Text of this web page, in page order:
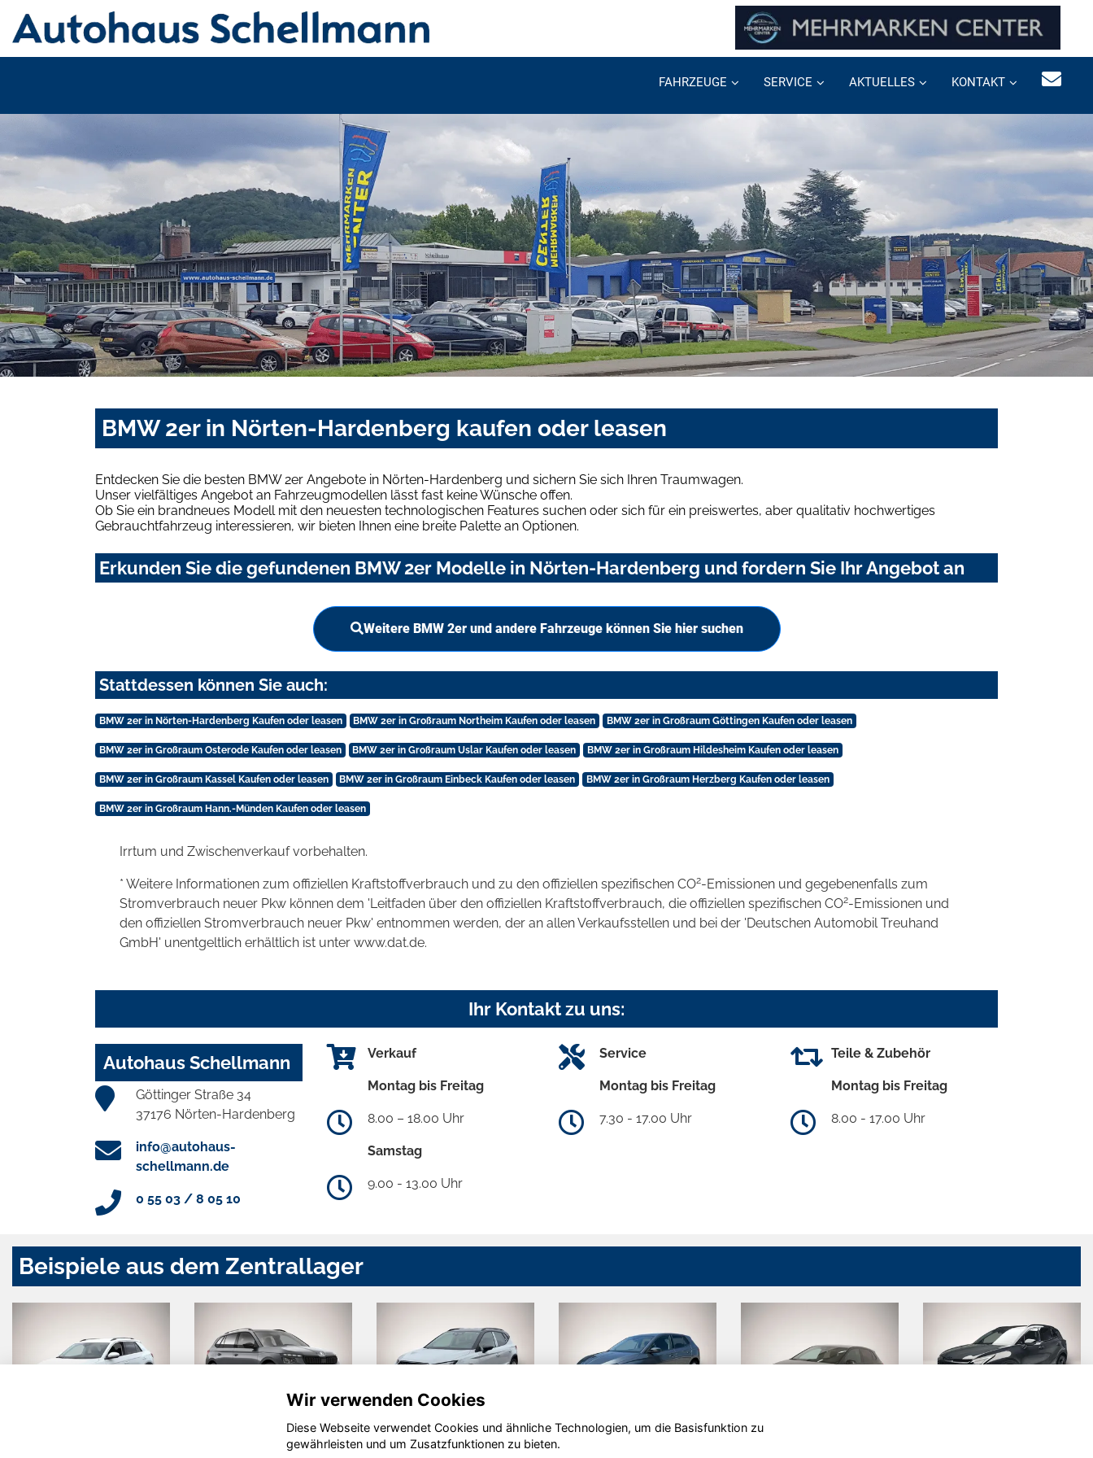
FAHRZEUGE SERVICE AKTUELLES KONTAKT
BMW 2er in Nörten-Hardenberg kaufen oder leasen
Entdecken Sie die besten BMW 2er Angebote in Nörten-Hardenberg und sichern Sie sich Ihren Traumwagen.
Unser vielfältiges Angebot an Fahrzeugmodellen lässt fast keine Wünsche offen.
Ob Sie ein brandneues Modell mit den neuesten technologischen Features suchen oder sich für ein preiswertes, aber qualitativ hochwertiges
Gebrauchtfahrzeug interessieren, wir bieten Ihnen eine breite Palette an Optionen.
Erkunden Sie die gefundenen BMW 2er Modelle in Nörten-Hardenberg und fordern Sie Ihr Angebot an
Weitere BMW 2er und andere Fahrzeuge können Sie hier suchen
Stattdessen können Sie auch:
BMW 2er in Nörten-Hardenberg Kaufen oder leasen BMW 2er in Großraum Northeim Kaufen oder leasen BMW 2er in Großraum Göttingen Kaufen oder leasen
BMW 2er in Großraum Osterode Kaufen oder leasen BMW 2er in Großraum Uslar Kaufen oder leasen BMW 2er in Großraum Hildesheim Kaufen oder leasen
BMW 2er in Großraum Kassel Kaufen oder leasen BMW 2er in Großraum Einbeck Kaufen oder leasen BMW 2er in Großraum Herzberg Kaufen oder leasen
BMW 2er in Großraum Hann.-Münden Kaufen oder leasen
Irrtum und Zwischenverkauf vorbehalten.
* Weitere Informationen zum offiziellen Kraftstoffverbrauch und zu den offiziellen spezifischen CO2-Emissionen und gegebenenfalls zum
Stromverbrauch neuer Pkw können dem 'Leitfaden über den offiziellen Kraftstoffverbrauch, die offiziellen spezifischen CO2-Emissionen und
den offiziellen Stromverbrauch neuer Pkw' entnommen werden, der an allen Verkaufsstellen und bei der 'Deutschen Automobil Treuhand
GmbH' unentgeltlich erhältlich ist unter www.dat.de.
Ihr Kontakt zu uns:
Autohaus Schellmann
Göttinger Straße 34
37176 Nörten-Hardenberg
info@autohaus-
schellmann.de
0 55 03 / 8 05 10
Verkauf
Montag bis Freitag
8.00 – 18.00 Uhr
Samstag
9.00 - 13.00 Uhr
Service
Montag bis Freitag
7.30 - 17.00 Uhr
Teile & Zubehör
Montag bis Freitag
8.00 - 17.00 Uhr
Beispiele aus dem Zentrallager
Seat Arona Skoda Fabia
Wir verwenden Cookies
Diese Webseite verwendet Cookies und ähnliche Technologien, um die Basisfunktion zu
gewährleisten und um Zusatzfunktionen zu bieten.